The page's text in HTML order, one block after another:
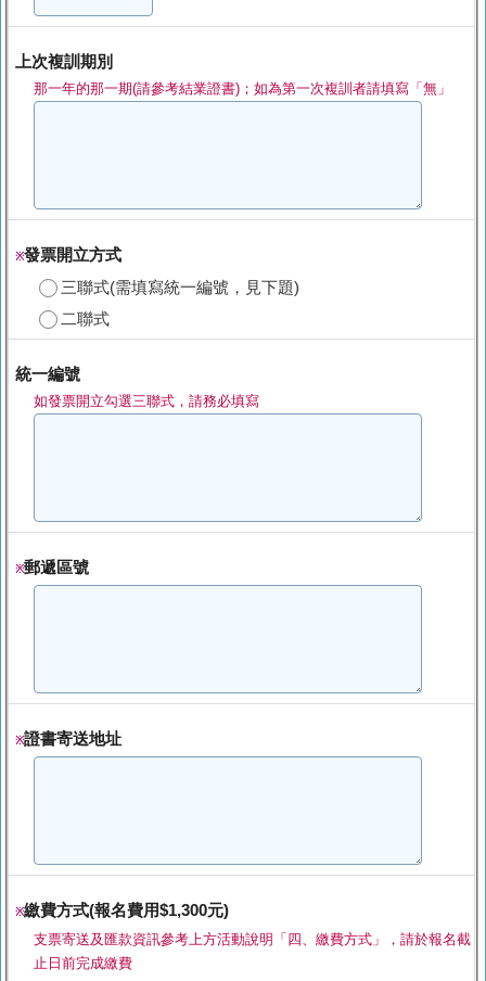
上次複訓期別
那一年的那一期(請參考結業證書)；如為第一次複訓者請填寫「無」
※發票開立方式
三聯式(需填寫統一編號，見下題)
二聯式
統一編號
如發票開立勾選三聯式，請務必填寫
※郵遞區號
※證書寄送地址
※繳費方式(報名費用$1,300元)
支票寄送及匯款資訊參考上方活動說明「四、繳費方式」，請於報名截
止日前完成繳費